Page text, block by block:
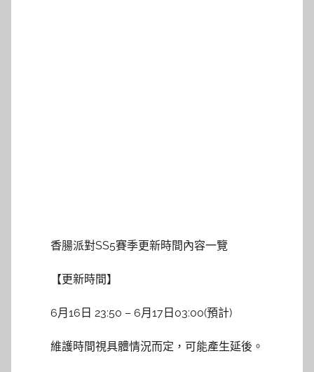
香腸派對SS5賽季更新時間內容一覽
【更新時間】
6月16日 23:50 – 6月17日03:00(預計)
維護時間視具體情況而定，可能產生延後。